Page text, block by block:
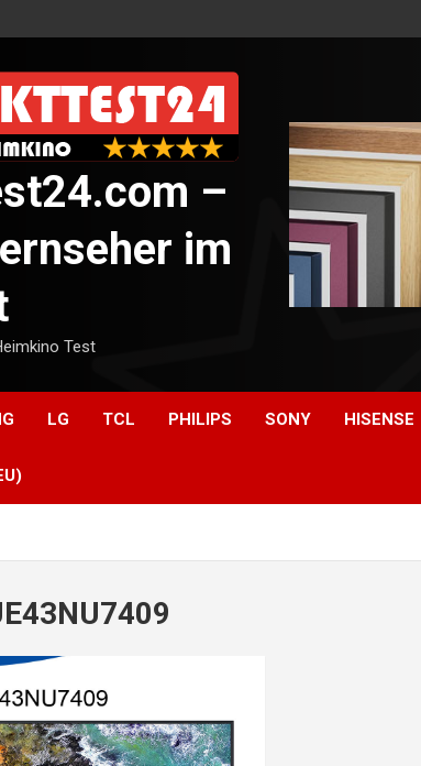
–
im
Test
LG TCL PHILIPS SONY HISENSE